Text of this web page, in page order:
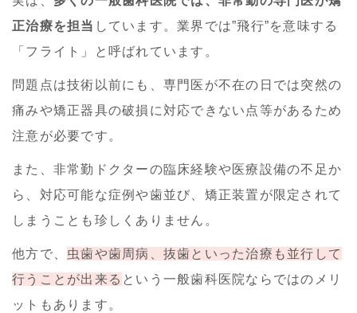
正治療を担当 しています。業界では”飛行”を意味する
「フライト」と呼ばれています。
問題点は技術以前にも、専門医が不在の日では突然の
痛みや矯正器具の破損に対応できない点等があるため
注意が必要です。
また、非常勤ドクターの臨床経験や医療設備の不足か
ら、対応可能な症例や歯並び、矯正装置が限定されて
しまうことも珍しくありません。
他方で、 虫歯や歯周病、抜歯といった治療も並行して
行うことが出来る という一般歯科医院ならではのメリ
ットもあります。